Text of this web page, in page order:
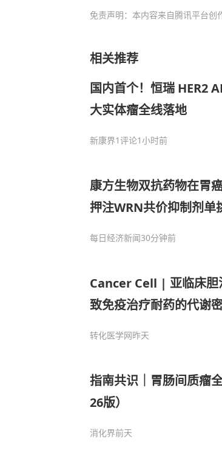
免责声明：本内容来自腾讯平台创
相关推荐
国内首个！恒瑞 HER2
大实体瘤全线落地
新康界1评论1小时前
康方生物双抗药物在胃
押注WRN共价抑制剂单
每日经济新闻30分钟前
Cancer Cell | 亚临床胆
致免疫治疗耐药的代谢
转化医学网昨天
指南共识｜胃肠间质瘤
26版）
消化界前天